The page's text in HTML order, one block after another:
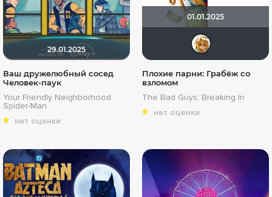
29.01.2025
Ваш дружелюбный сосед
Человек-паук
Your Friendly Neighborhood
Spider-Man
нет оценки
01.01.2025
Плохие парни: Грабёж со
взломом
The Bad Guys: Breaking In
нет оценки